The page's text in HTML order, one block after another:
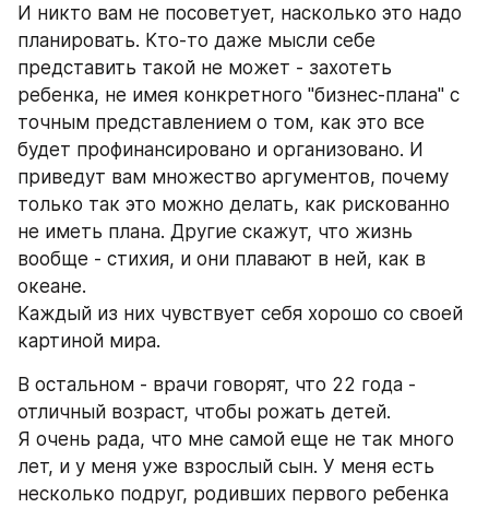
И никто вам не посоветует, насколько это надо
планировать. Кто-то даже мысли себе
представить такой не может - захотеть
ребенка, не имея конкретного "бизнес-плана" с
точным представлением о том, как это все
будет профинансировано и организовано. И
приведут вам множество аргументов, почему
только так это можно делать, как рискованно
не иметь плана. Другие скажут, что жизнь
вообще - стихия, и они плавают в ней, как в
океане.
Каждый из них чувствует себя хорошо со своей
картиной мира.
В остальном - врачи говорят, что 22 года -
отличный возраст, чтобы рожать детей.
Я очень рада, что мне самой еще не так много
лет, и у меня уже взрослый сын. У меня есть
несколько подруг, родивших первого ребенка